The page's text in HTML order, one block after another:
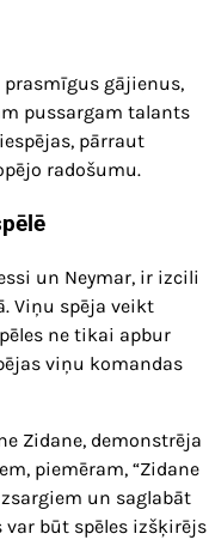
gājienus,
pussargam talants
pārraut
radošumu.
un Neymar, ir izcili
Viņu spēja veikt
ne tikai apbur
viņu komandas
Zidane, demonstrēja
piemēram, “Zidane
un saglabāt
būt spēles izšķirējs